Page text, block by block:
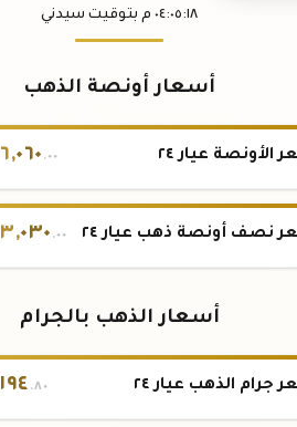
٠٤:٠٥:١٨ م بتوقيت سيدني
أسعار أونصة الذهب
الأونصة عيار ٢٤ ٦,٠٦٠ .٠٠
نصف أونصة ذهب عيار ٢٤ ٣,٠٣٠ .٠٠
أسعار الذهب بالجرام
جرام الذهب عيار ٢٤ ١٩٤ .٨٠